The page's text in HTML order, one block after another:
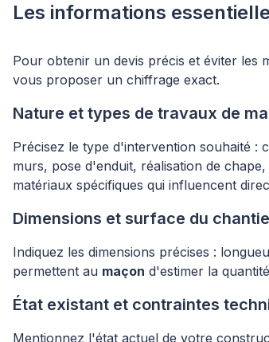
Les informations
Pour obtenir un devis précis et éviter les
vous proposer un chiffrage exact.
Nature et types de travaux de
Précisez le type d'intervention souhaité :
murs, pose d'enduit, réalisation de
matériaux spécifiques qui influencent
Dimensions et surface du
Indiquez les dimensions précises :
permettent au maçon d'estimer la
État existant et contraintes
Mentionnez l'état actuel de votre